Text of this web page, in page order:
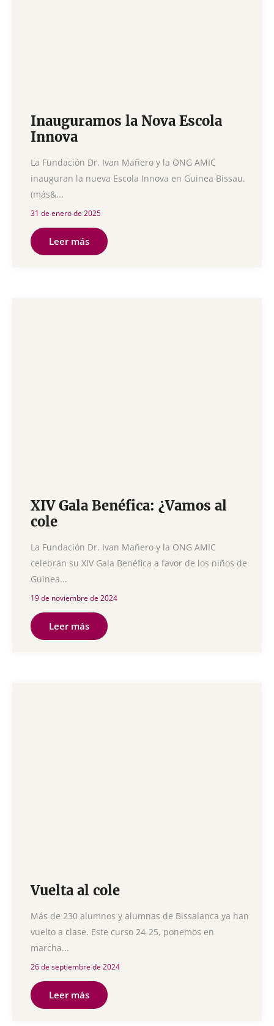
Inauguramos la Nova Escola
Innova
La Fundación Dr. Ivan Mañero y la ONG AMIC
inauguran la nueva Escola Innova en Guinea Bissau.
(más&...
31 de enero de 2025
Leer más
XIV Gala Benéfica: ¿Vamos al
cole
La Fundación Dr. Ivan Mañero y la ONG AMIC
celebran su XIV Gala Benéfica a favor de los niños de
Guinea...
19 de noviembre de 2024
Leer más
Vuelta al cole
Más de 230 alumnos y alumnas de Bissalanca ya han
vuelto a clase. Este curso 24-25, ponemos en
marcha...
26 de septiembre de 2024
Leer más